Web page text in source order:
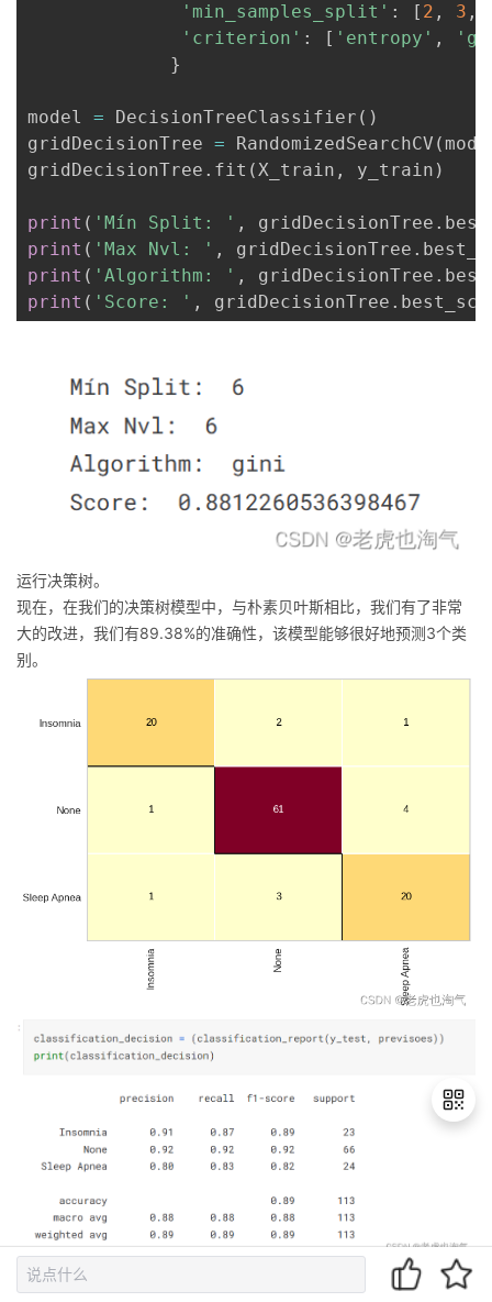
'min_samples_split' : [ 2 , 3 ,
'criterion' : [ 'entropy' ,
}
model = DecisionTreeClassifier ( )
gridDecisionTree = RandomizedSearchCV (
gridDecisionTree . fit (X_train , y_train )
print ( 'Mín Split: ' , gridDecisionTree .
print ( 'Max Nvl: ' , gridDecisionTree .
print ( 'Algorithm: ' , gridDecisionTree .
print ( 'Score: ' , gridDecisionTree .
运行决策树。
现在，在我们的决策树模型中，与朴素贝叶斯相比，我们有了非常
大的改进，我们有89.38%的准确性，该模型能够很好地预测3个类
别。
score_tree